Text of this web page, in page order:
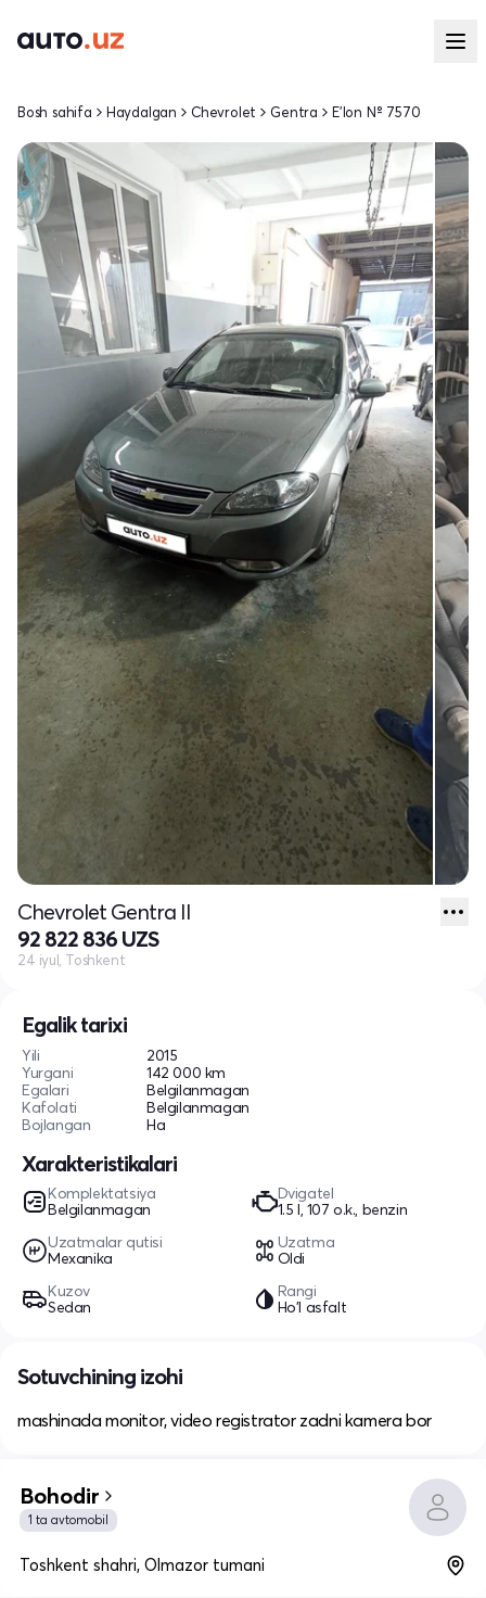
Egalik tarixi
Yili
2015
Yurgani
142 000 km
Egalari
Belgilanmagan
Kafolati
Belgilanmagan
Bojlangan
Ha
Xarakteristikalari
Komplektatsiya
Belgilanmagan
Dvigatel
1.5 l, 107 o.k., benzin
Uzatmalar qutisi
Mexanika
Uzatma
Oldi
Kuzov
Sedan
Rangi
Ho'l asfalt
Bosh sahifa Haydalgan Chevrolet Gentra E'lon № 7570
Chevrolet Gentra II
92 822 836 UZS
24 iyul, Toshkent
Sotuvchining izohi
mashinada monitor, video registrator zadni kamera bor
Bohodir
1 ta avtomobil
Toshkent shahri, Olmazor tumani